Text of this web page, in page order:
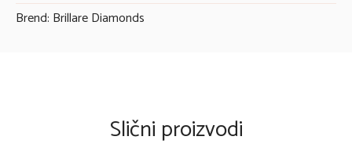
Brend: Brillare Diamonds
Slični proizvodi